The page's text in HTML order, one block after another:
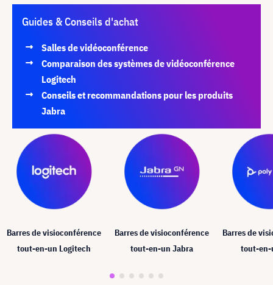
Guides & Conseils d'achat
Salles de vidéoconférence
Comparaison des systèmes de vidéoconférence
Logitech
Conseils et recommandations pour les produits
Jabra
Barres de visioconférence
tout-en-un Logitech
Barres de visioconférence
tout-en-un Jabra
Barres de
tout-en-